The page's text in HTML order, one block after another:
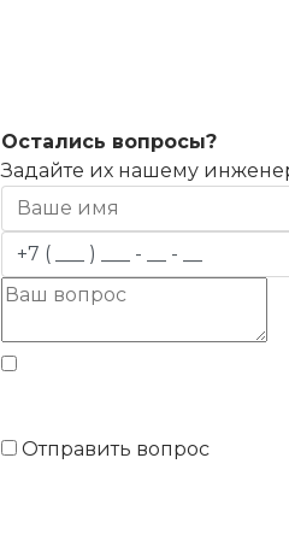
Остались вопросы?
Задайте их нашему
Отправить вопрос